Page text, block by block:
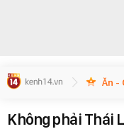
Ăn -
Không phải Thái